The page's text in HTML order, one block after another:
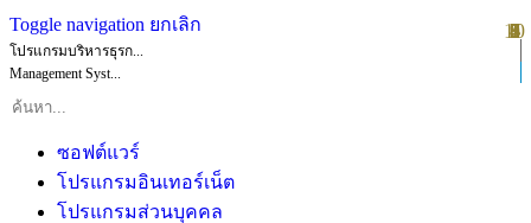
Toggle navigation ยกเลิก
โปรแกรมบริหารธุรก...
Management Syst...
ซอฟต์แวร์
โปรแกรมอินเทอร์เน็ต
โปรแกรมส่วนบุคคล
1
2
3
4
5
6
7
8
9
10